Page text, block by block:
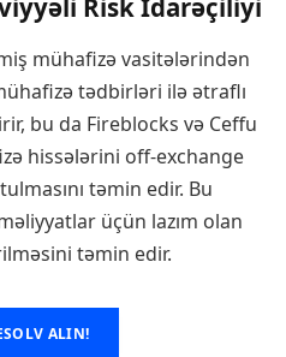
Risk İdarəçiliyi
mühafizə vasitələrindən
tədbirləri ilə ətraflı
bu da Fireblocks və Ceffu
hissələrini off-exchange
təmin edir. Bu
üçün lazım olan
təmin edir.
ALIN!